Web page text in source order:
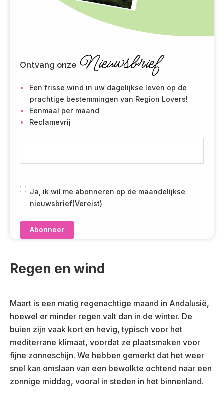
Ontvang onze Nieuwsbrief
Een frisse wind in uw dagelijkse leven op de
prachtige bestemmingen van Region Lovers!
Eenmaal per maand
Reclamevrij
m
i
V
e
i
)
R
D
(
r
s
t
)
Ja, ik wil me abonneren op de maandelijkse
nieuwsbrief(Vereist)
Regen en wind
Maart is een matig regenachtige maand in Andalusië,
hoewel er minder regen valt dan in de winter. De
buien zijn vaak kort en hevig, typisch voor het
mediterrane klimaat, voordat ze plaatsmaken voor
fijne zonneschijn. We hebben gemerkt dat het weer
snel kan omslaan van een bewolkte ochtend naar een
zonnige middag, vooral in steden in het binnenland.